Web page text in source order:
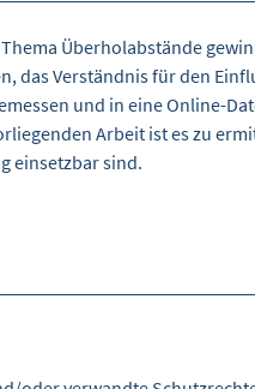
Überholabstände
das Verständnis für den
und in eine Online-
Arbeit ist es zu
einsetzbar sind.